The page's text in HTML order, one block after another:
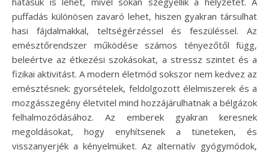
puffadás különösen zavaró lehet, hiszen gyakran társulhat
hasi fájdalmakkal, teltségérzéssel és feszüléssel. Az
emésztőrendszer működése számos tényezőtől függ,
beleértve az étkezési szokásokat, a stressz szintet és a
fizikai aktivitást. A modern életmód sokszor nem kedvez az
emésztésnek: gyorsételek, feldolgozott élelmiszerek és a
mozgásszegény életvitel mind hozzájárulhatnak a bélgázok
felhalmozódásához. Az emberek gyakran keresnek
megoldásokat, hogy enyhítsenek a tüneteken, és
visszanyerjék a kényelmüket. Az alternatív gyógymódok,